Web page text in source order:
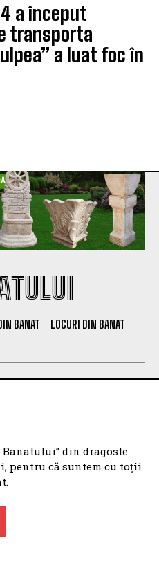
a început
transporta
a luat foc în
BANAT
LOCURI DIN BANAT
Banatului” din dragoste
pentru că suntem cu toții